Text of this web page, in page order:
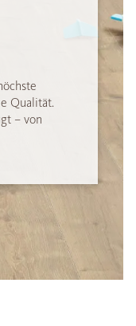
Qualität.
– von